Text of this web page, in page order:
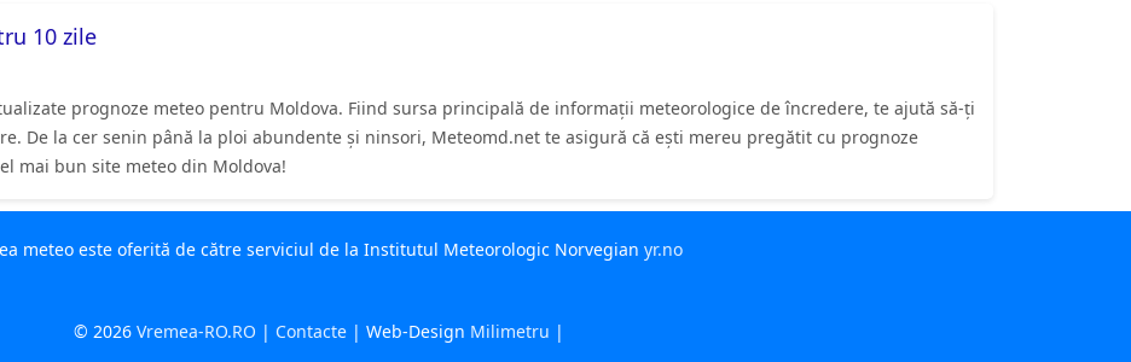
10 zile
prognoze meteo pentru Moldova. Fiind sursa principală de informații meteorologice de încredere, te ajută să-ți
De la cer senin până la ploi abundente și ninsori, Meteomd.net te asigură că ești mereu pregătit cu prognoze
mai bun site meteo din Moldova!
meteo este oferită de către serviciul de la Institutul Meteorologic Norvegian yr.no
© 2026 Vremea-RO.RO | Contacte | Web-Design Milimetru |